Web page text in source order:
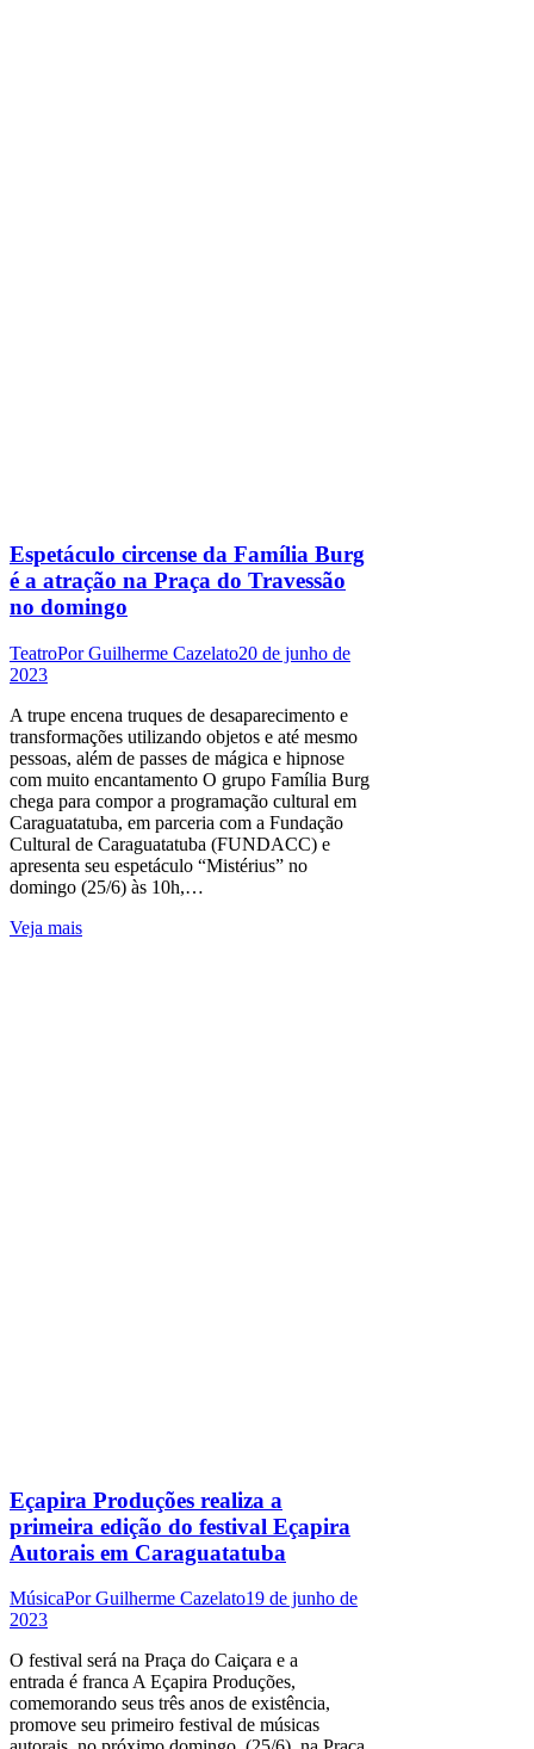
Espetáculo circense da Família Burg
é a atração na Praça do Travessão
no domingo
TeatroPorGuilherme Cazelato20 de junho de
2023
A trupe encena truques de desaparecimento e
transformações utilizando objetos e até mesmo
pessoas, além de passes de mágica e hipnose
com muito encantamento O grupo Família Burg
chega para compor a programação cultural em
Caraguatatuba, em parceria com a Fundação
Cultural de Caraguatatuba (FUNDACC) e
apresenta seu espetáculo “Mistérius” no
domingo (25/6) às 10h,…
Veja mais
Eçapira Produções realiza a
primeira edição do festival Eçapira
Autorais em Caraguatatuba
MúsicaPorGuilherme Cazelato19 de junho de
2023
O festival será na Praça do Caiçara e a
entrada é franca A Eçapira Produções,
comemorando seus três anos de existência,
promove seu primeiro festival de músicas